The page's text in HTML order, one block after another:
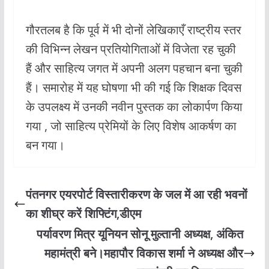
गौरतलब है कि पूर्व में भी दोनों लेखिकाएँ राष्ट्रीय स्तर
की विभिन्न लेखन प्रतियोगिताओं में विजेता रह चुकी
हैं और साहित्य जगत में अपनी अलग पहचान बना चुकी
हैं। समारोह में यह घोषणा भी की गई कि शिक्षक दिवस
के उपलक्ष्य में उनकी नवीन पुस्तक का लोकार्पण किया
गया , जो साहित्य प्रेमियों के लिए विशेष आकर्षण का
बन गया।
पंतनगर एयरपोर्ट विस्तारीकरण के जल में आ रही भवनों
का शीघ्र करें शिफ्टिंग,डीएम
पर्यावरण मित्र यूनियन सोनू मुल्तानी अध्यक्ष, अंकित
महामंत्री बने।महापौर विकास शर्मा ने अध्यक्ष और